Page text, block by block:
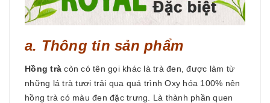
a. Thông tin sản phẩm
Hồng trà còn có tên gọi khác là trà đen, được làm từ
những lá trà tươi trải qua quá trình Oxy hóa 100% nên
hồng trà có màu đen đặc trưng. Là thành phần quen